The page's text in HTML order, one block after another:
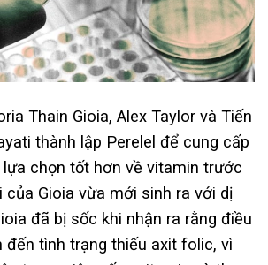
Thain Gioia, Alex Taylor và Tiến
thành lập Perelel để cung cấp
chọn tốt hơn về vitamin trước
của Gioia vừa mới sinh ra với dị
đã bị sốc khi nhận ra rằng điều
đến tình trạng thiếu axit folic, vì